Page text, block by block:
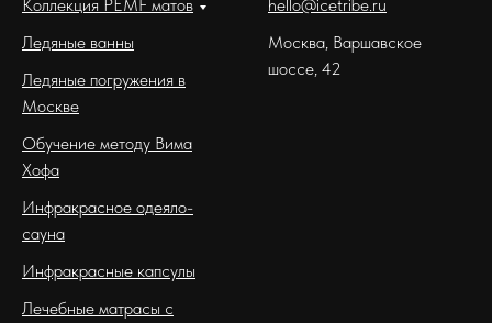
Коллекция PEMF матов
Ледяные ванны
Ледяные погружения в
Москве
Обучение методу Вима
Хофа
Инфракрасное одеяло-
сауна
Инфракрасные капсулы
Лечебные матрасы с
hello@icetribe.ru
Москва, Варшавское
шоссе, 42